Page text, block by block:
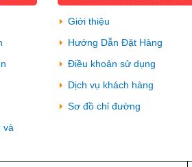
và
Giới thiệu
Hướng Dẫn Đặt Hàng
Điều khoản sử dụng
Dịch vụ khách hàng
Sơ đồ chỉ đường